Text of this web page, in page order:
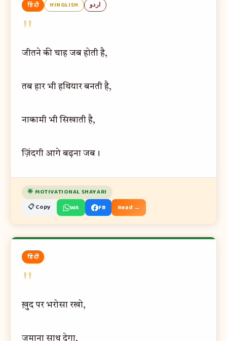
हिंदी HINGLISH اردو
"
जीतने की चाह जब होती है,
तब हार भी हथियार बनती है,
नाकामी भी सिखाती है,
ज़िंदगी आगे बढ़ना जब।
🌟 MOTIVATIONAL SHAYARI
📋 Copy WA FB Read →
हिंदी
"
ख़ुद पर भरोसा रखो,
ज़माना साथ देगा,